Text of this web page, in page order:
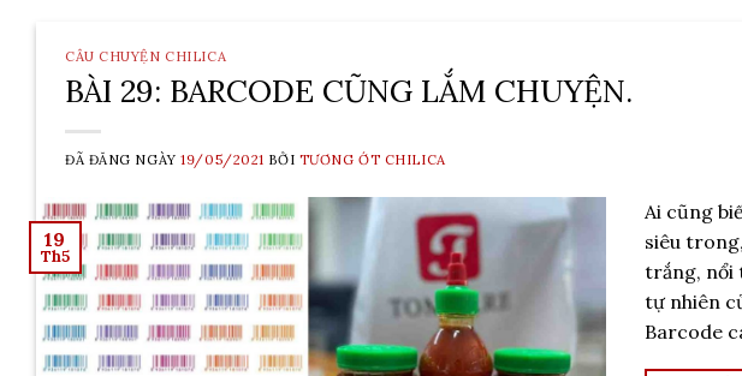
CÂU CHUYỆN CHILICA
BÀI 29: BARCODE CŨNG LẮM CHUYỆN.
ĐÃ ĐĂNG NGÀY19/05/2021 BỞI TƯƠNG ỚT CHILICA
19
Th5
Ai cũng
siêu
trắng, nổi
tự nhiên
Barcode